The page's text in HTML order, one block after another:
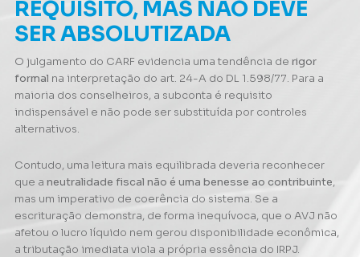
REQUISITO, MAS NÃO DEVE
SER ABSOLUTIZADA
O julgamento do CARF evidencia uma tendência de rigor
formal na interpretação do art. 24-A do DL 1.598/77. Para a
maioria dos conselheiros, a subconta é requisito
indispensável e não pode ser substituída por controles
alternativos.
Contudo, uma leitura mais equilibrada deveria reconhecer
que a neutralidade fiscal não é uma benesse ao contribuinte,
mas um imperativo de coerência do sistema. Se a
escrituração demonstra, de forma inequívoca, que o AVJ não
afetou o lucro líquido nem gerou disponibilidade econômica,
a tributação imediata viola a própria essência do IRPJ.